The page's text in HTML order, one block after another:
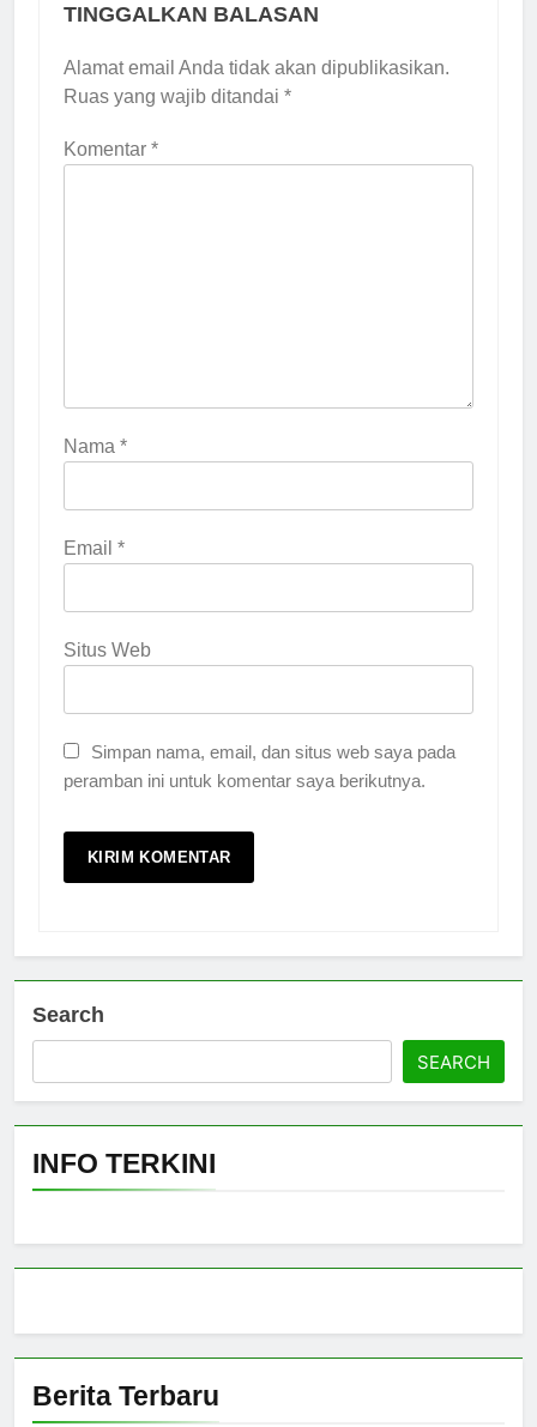
TINGGALKAN BALASAN
Alamat email Anda tidak akan dipublikasikan.
Ruas yang wajib ditandai *
Komentar *
Nama *
Email *
Situs Web
Simpan nama, email, dan situs web saya pada
peramban ini untuk komentar saya berikutnya.
Search
SEARCH
INFO TERKINI
Berita Terbaru